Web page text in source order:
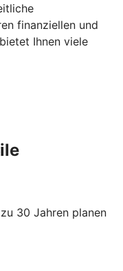
finanziellen und
Ihnen viele
30 Jahren planen